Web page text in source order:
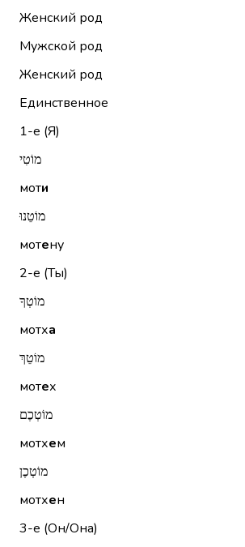
Женский род
Мужской род
Женский род
Единственное
1-е (Я)
מוֹטִי
моти
מוֹטֵנוּ
мотену
2-е (Ты)
מוֹטְךָ
мотха
מוֹטֵךְ
мотех
מוֹטְכֶם
мотхем
מוֹטְכֶן
мотхен
3-е (Он/Она)